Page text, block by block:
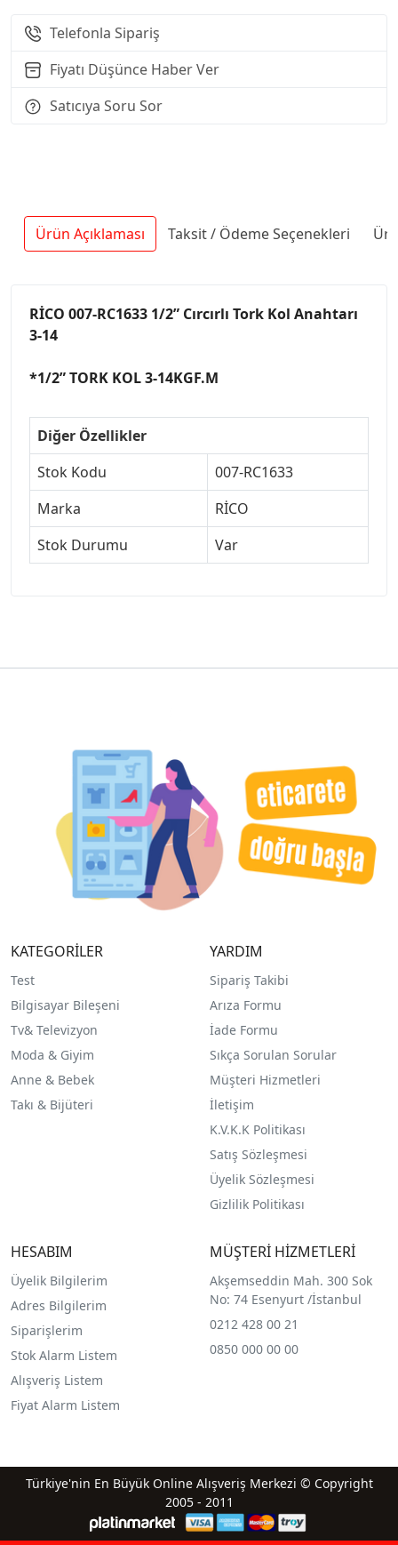
Telefonla Sipariş
Fiyatı Düşünce Haber Ver
Satıcıya Soru Sor
Ürün Açıklaması Taksit / Ödeme Seçenekleri
RİCO 007-RC1633 1/2” Cırcırlı Tork Kol Anahtarı
3-14
*1/2” TORK KOL 3-14KGF.M
Diğer Özellikler
Stok Kodu
007-RC1633
Marka
RİCO
Stok Durumu
Var
KATEGORİLER
Test
Bilgisayar Bileşeni
Tv& Televizyon
Moda & Giyim
Anne & Bebek
Takı & Bijüteri
YARDIM
Sipariş Takibi
Arıza Formu
İade Formu
Sıkça Sorulan Sorular
Müşteri Hizmetleri
İletişim
K.V.K.K Politikası
Satış Sözleşmesi
Üyelik Sözleşmesi
Gizlilik Politikası
HESABIM
Üyelik Bilgilerim
Adres Bilgilerim
Siparişlerim
Stok Alarm Listem
Alışveriş Listem
Fiyat Alarm Listem
MÜŞTERİ HİZMETLERİ
Akşemseddin Mah. 300 Sok
No: 74 Esenyurt /İstanbul
0212 428 00 21
0850 000 00 00
Türkiye'nin En Büyük Online Alışveriş Merkezi © Copyright
2005 - 2011